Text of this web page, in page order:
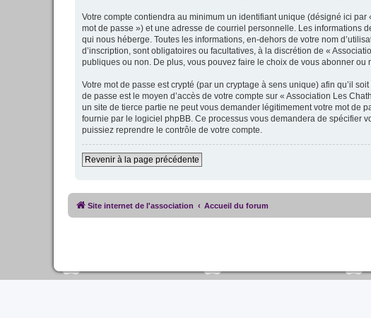
Votre compte contiendra au minimum un identifiant unique (désigné ici
mot de passe ») et une adresse de courriel personnelle. Les informations
qui nous héberge. Toutes les informations, en-dehors de votre nom
d’inscription, sont obligatoires ou facultatives, à la discrétion de «
publiques ou non. De plus, vous pouvez faire le choix de vous abonner
Votre mot de passe est crypté (par un cryptage à sens unique) afin qu’il
de passe est le moyen d’accès de votre compte sur « Association Les
un site de tierce partie ne peut vous demander légitimement votre mot de
fournie par le logiciel phpBB. Ce processus vous demandera de spécifier
puissiez reprendre le contrôle de votre compte.
Revenir à la page précédente
Site internet de l'association Accueil du forum